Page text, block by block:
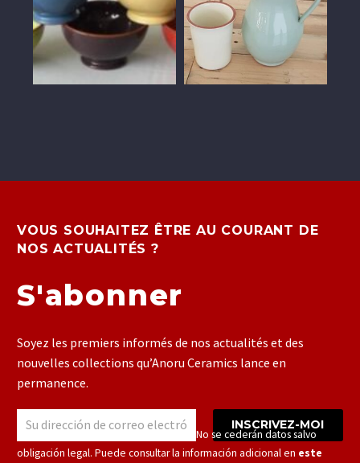
VOUS SOUHAITEZ ÊTRE AU COURANT DE
NOS ACTUALITÉS ?
S'abonner
Soyez les premiers informés de nos actualités et des
nouvelles collections qu’Anoru Ceramics lance en
permanence.
INSCRIVEZ-MOI
Responsable: Cerámicas Anoru S.L.U. – No se cederán datos salvo
obligación legal. Puede consultar la información adicional en este